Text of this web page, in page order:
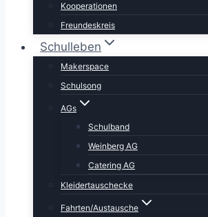
Kooperationen
Freundeskreis
Schulleben
Makerspace
Schulsong
AGs
Schulband
Weinberg AG
Catering AG
Kleidertauschecke
Fahrten/Austausche